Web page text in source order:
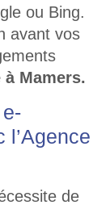
ou Bing.
avant vos
à Mamers.
l’Agence
de